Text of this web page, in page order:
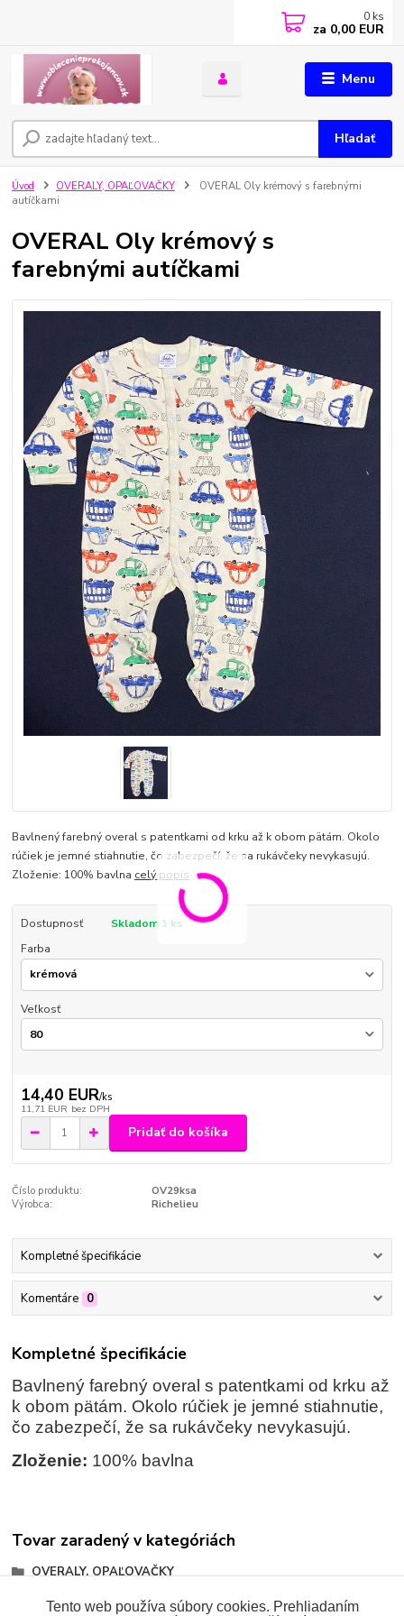
Menu
Hľadať
0 ks
za 0,00 EUR
Úvod OVERALY, OPAĽOVAČKY
OVERAL Oly krémový s farebnými
autíčkami
OVERAL Oly krémový s
farebnými autíčkami
Bavlnený farebný overal s patentkami od krku až k obom pätám. Okolo
rúčiek je jemné stiahnutie, čo zabezpečí, že sa rukávčeky nevykasujú.
Zloženie: 100% bavlna celý popis
Dostupnosť
Skladom 1 ks
Farba
Veľkosť
14,40 EUR/ks
11,71 EUR bez DPH
Pridať do košíka
Číslo produktu:
OV29ksa
Výrobca:
Richelieu
Kompletné špecifikácie
Komentáre 0
Kompletné špecifikácie
Bavlnený farebný overal s patentkami od krku až
k obom pätám. Okolo rúčiek je jemné stiahnutie,
čo zabezpečí, že sa rukávčeky nevykasujú.
Zloženie: 100% bavlna
Tovar zaradený v kategóriách
OVERALY, OPAĽOVAČKY
Dlhé overaly
Tento web používa súbory cookies. Prehliadaním